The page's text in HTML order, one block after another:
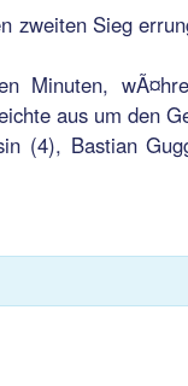
zweiten Sieg
Minuten,
aus um den
(4), Bastian